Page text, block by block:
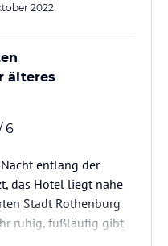
2022
älteres
6
entlang der
das Hotel liegt nahe
Stadt Rothenburg
ruhig, fußläufig gibt